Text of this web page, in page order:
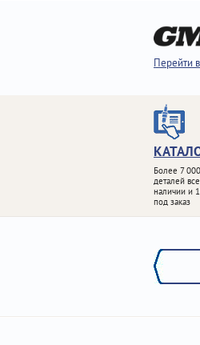
Перейти
Более 7 000
деталей
наличии и
под заказ